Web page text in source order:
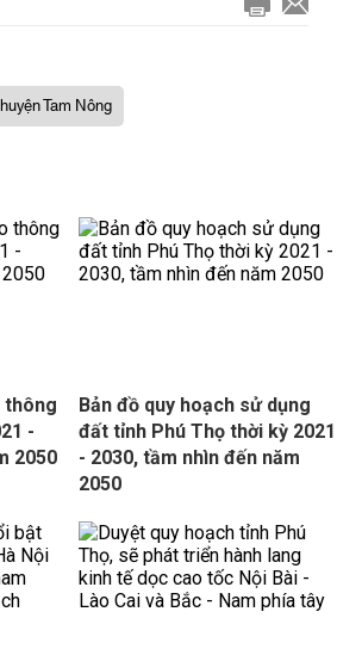
Tam Nông
thông
-
2050
Bản đồ quy hoạch sử dụng
đất tỉnh Phú Thọ thời kỳ 2021
- 2030, tầm nhìn đến năm
2050